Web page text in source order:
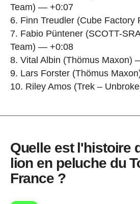
Team) — +0:07
6. Finn Treudler (Cube
7. Fabio Püntener (SCOTT-
Team) — +0:08
8. Vital Albin (Thömus Maxon)
9. Lars Forster (Thömus
10. Riley Amos (Trek –
Quelle est l'histoire
lion en peluche du
France ?